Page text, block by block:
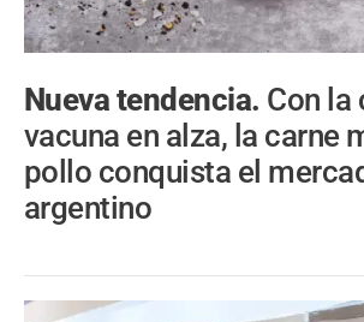
Nueva tendencia. Con la
vacuna en alza, la carne
pollo conquista el
argentino